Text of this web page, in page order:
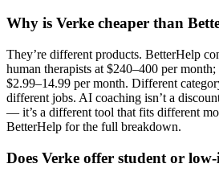
Why is Verke cheaper than
They’re different products. BetterHelp
human therapists at $240–400 per
$2.99–14.99 per month. Different
different jobs. AI coaching isn’t a
— it’s a different tool that fits different
BetterHelp for the full breakdown.
Does Verke offer student or